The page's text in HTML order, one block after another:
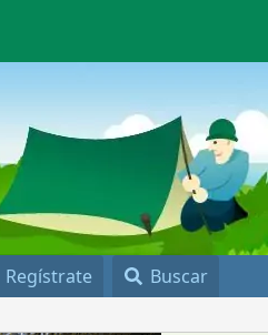
Regístrate Buscar